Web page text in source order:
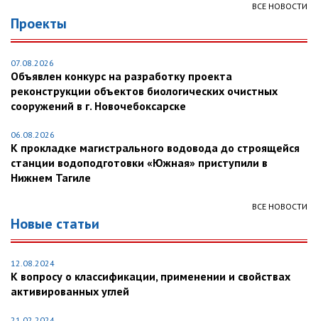
ВСЕ НОВОСТИ
Проекты
07.08.2026
Объявлен конкурс на разработку проекта
реконструкции объектов биологических очистных
сооружений в г. Новочебоксарске
06.08.2026
К прокладке магистрального водовода до строящейся
станции водоподготовки «Южная» приступили в
Нижнем Тагиле
ВСЕ НОВОСТИ
Новые статьи
12.08.2024
К вопросу о классификации, применении и свойствах
активированных углей